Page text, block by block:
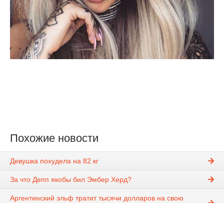
Похожие новости
Девушка похудела на 82 кг
За что Депп якобы бил Эмбер Херд?
Аргентинский эльф тратит тысячи долларов на свою